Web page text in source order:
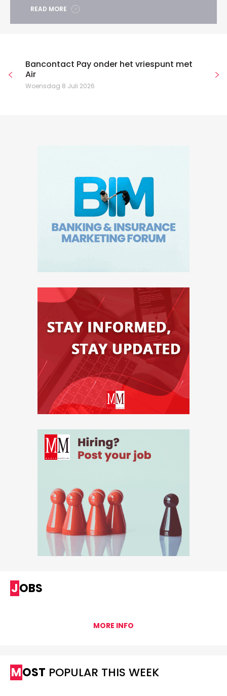
READ MORE
Bancontact Pay onder het vriespunt met
Air
Woensdag 8 Juli 2026
JOBS
MORE INFO
MOST POPULAR THIS WEEK